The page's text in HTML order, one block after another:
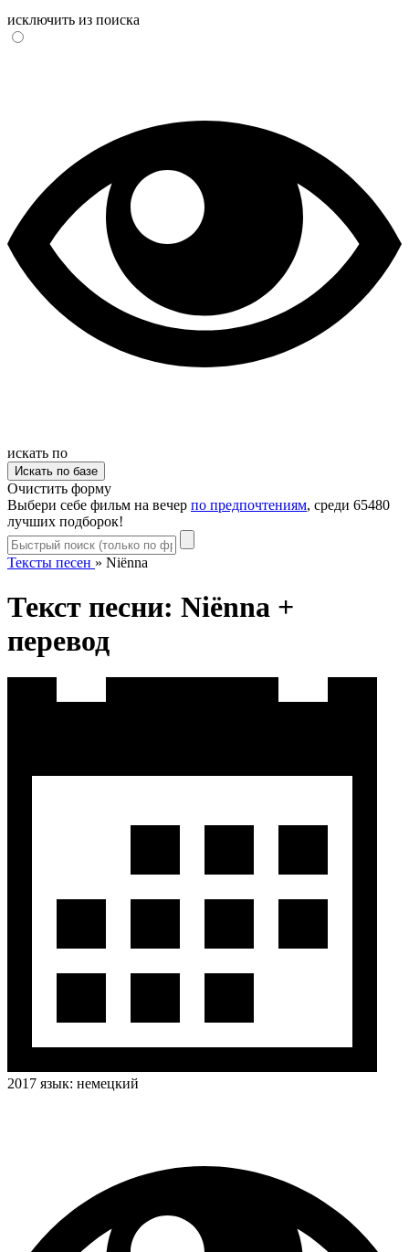
исключить из поиска
искать по
Очистить форму
Выбери себе фильм на вечер по предпочтениям, среди 65480
лучших подборок!
Тексты песен » Niënna
Текст песни: Niënna +
перевод
2017 язык: немецкий